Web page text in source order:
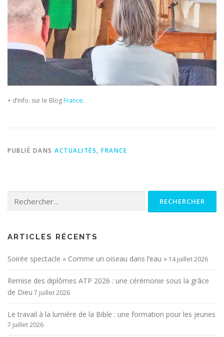
+ d’info. sur le BlogFrance.
PUBLIÉ DANS ACTUALITÉS, FRANCE
ARTICLES RÉCENTS
Soirée spectacle « Comme un oiseau dans l’eau » 14 juillet 2026
Remise des diplômes ATP 2026 : une cérémonie sous la grâce
de Dieu 7 juillet 2026
Le travail à la lumière de la Bible : une formation pour les jeunes
7 juillet 2026